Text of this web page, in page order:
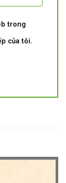
trong
của tôi.